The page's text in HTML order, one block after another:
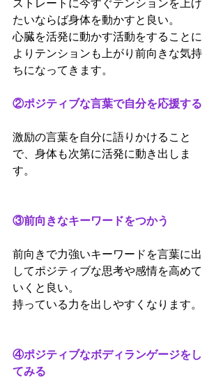
ストレートに今すぐテンションを上げ
たいならば身体を動かすと良い。
心臓を活発に動かす活動をすることに
よりテンションも上がり前向きな気持
ちになってきます。
②ポジティブな言葉で自分を応援する
激励の言葉を自分に語りかけること
で、身体も次第に活発に動き出しま
す。
③前向きなキーワードをつかう
前向きで力強いキーワードを言葉に出
してポジティブな思考や感情を高めて
いくと良い。
持っている力を出しやすくなります。
④ポジティブなボディランゲージをし
てみる